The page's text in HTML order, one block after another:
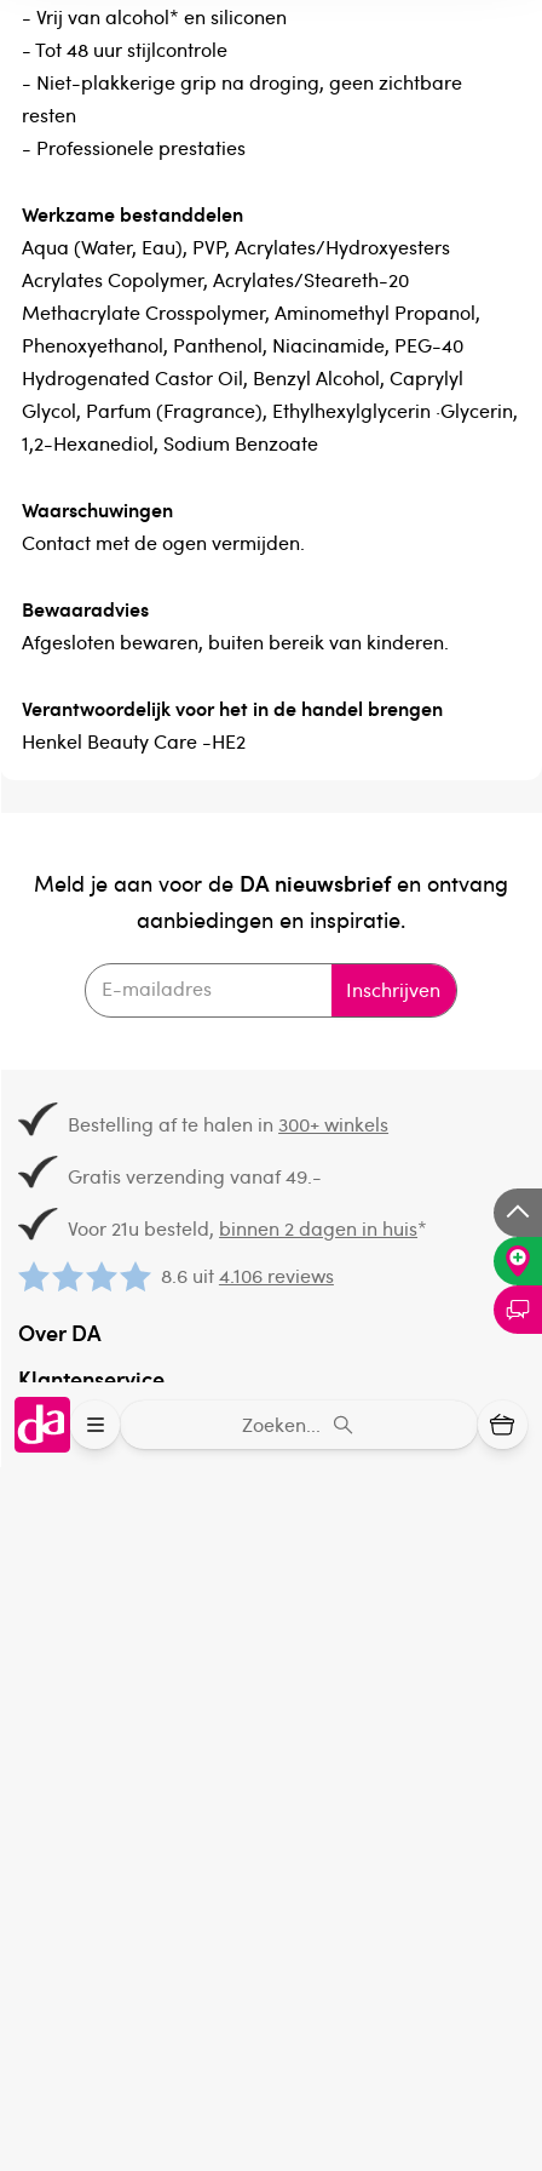
Zoeken...
- Vrij van alcohol* en siliconen
- Tot 48 uur stijlcontrole
- Niet-plakkerige grip na droging, geen zichtbare
resten
- Professionele prestaties
Werkzame bestanddelen
Aqua (Water, Eau), PVP, Acrylates/Hydroxyesters
Acrylates Copolymer, Acrylates/Steareth-20
Methacrylate Crosspolymer, Aminomethyl Propanol,
Phenoxyethanol, Panthenol, Niacinamide, PEG-40
Hydrogenated Castor Oil, Benzyl Alcohol, Caprylyl
Glycol, Parfum (Fragrance), Ethylhexylglycerin ·Glycerin,
1,2-Hexanediol, Sodium Benzoate
Waarschuwingen
Contact met de ogen vermijden.
Bewaaradvies
Afgesloten bewaren, buiten bereik van kinderen.
Verantwoordelijk voor het in de handel brengen
Henkel Beauty Care -HE2
Meld je aan voor de DA nieuwsbriefen ontvang
aanbiedingen en inspiratie.
Inschrijven
Bestelling af te halen in300+ winkels
Gratis verzending vanaf 49.-
Voor 21u besteld, binnen 2 dagen in huis*
8.6 uit4.106 reviews
Over DA
Klantenservice
Assortiment